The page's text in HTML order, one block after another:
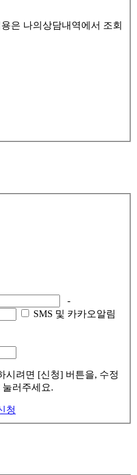
은 나의상담내역에서 조회
-
SMS 및 카카오알림
시려면 [신청] 버튼을, 수정
러주세요.
청